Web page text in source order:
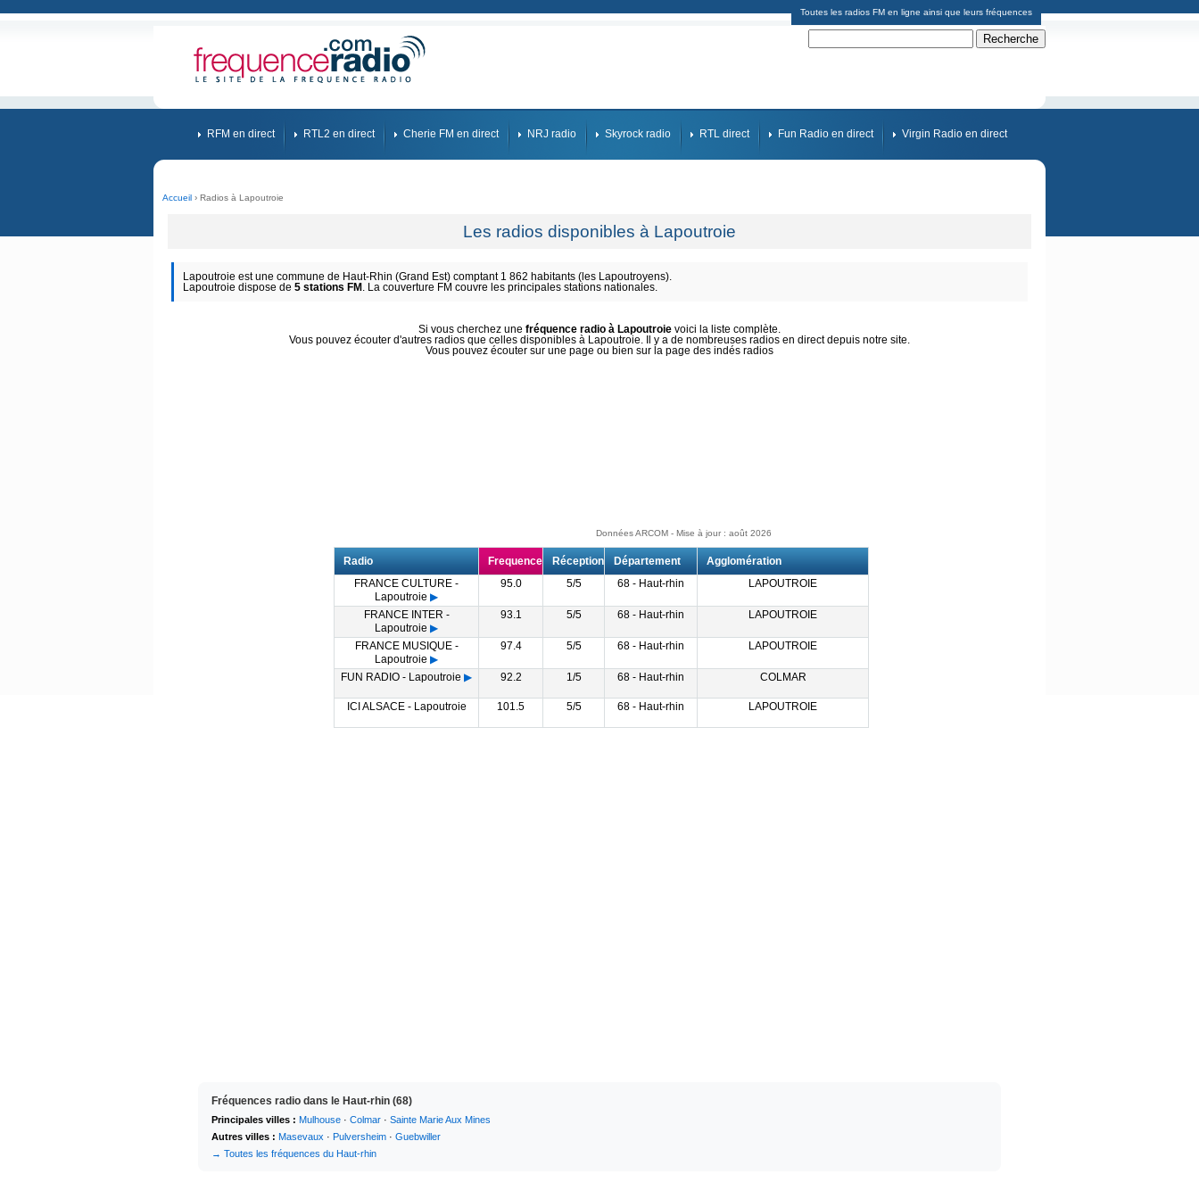
Toutes les radios FM en ligne ainsi que leurs fréquences
RFM en direct RTL2 en direct Cherie FM en direct NRJ radio Skyrock radio RTL direct Fun Radio en direct Virgin Radio en direct
Accueil › Radios à Lapoutroie
Les radios disponibles à Lapoutroie
Lapoutroie est une commune de Haut-Rhin (Grand Est) comptant 1 862 habitants (les Lapoutroyens).
Lapoutroie dispose de 5 stations FM . La couverture FM couvre les principales stations nationales.
Si vous cherchez une fréquence radio à Lapoutroie voici la liste complète.
Vous pouvez écouter d'autres radios que celles disponibles à Lapoutroie. Il y a de nombreuses radios en direct depuis notre site.
Vous pouvez écouter sur une page ou bien sur la page des indés radios
Données ARCOM - Mise à jour : août 2026
Radio Frequence Réception Département
Agglomération
FRANCE CULTURE -
Lapoutroie ▶
95.0 5/5 68 - Haut-rhin LAPOUTROIE
FRANCE INTER -
Lapoutroie ▶
93.1 5/5 68 - Haut-rhin LAPOUTROIE
FRANCE MUSIQUE -
Lapoutroie ▶
97.4 5/5 68 - Haut-rhin LAPOUTROIE
FUN RADIO - Lapoutroie ▶ 92.2 1/5 68 - Haut-rhin COLMAR
ICI ALSACE - Lapoutroie 101.5 5/5 68 - Haut-rhin LAPOUTROIE
Fréquences radio dans le Haut-rhin (68)
Principales villes : Mulhouse · Colmar · Sainte Marie Aux Mines
Autres villes : Masevaux · Pulversheim · Guebwiller
→ Toutes les fréquences du Haut-rhin